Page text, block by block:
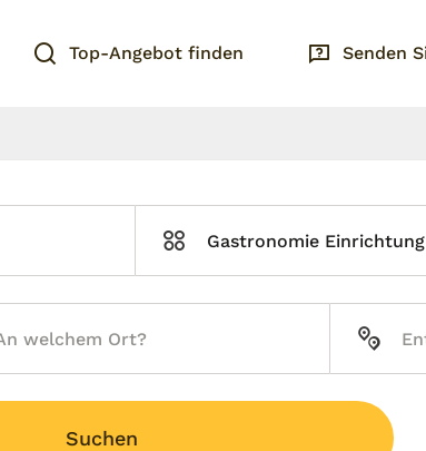
Top-Angebot finden Senden
Gastronomie
Suchen